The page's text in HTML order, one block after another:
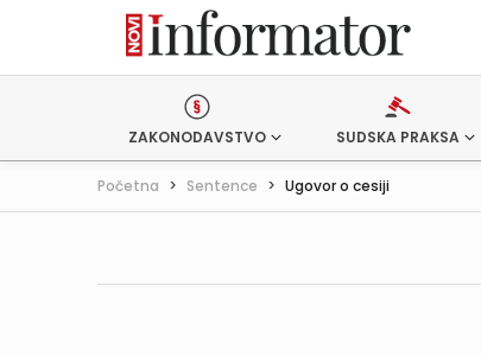
ZAKONODAVSTVO SUDSKA PRAKSA
Početna > Sentence > Ugovor o cesiji